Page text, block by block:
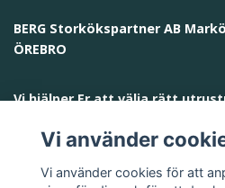
BERG Storkökspartner AB
ÖREBRO
Vi hjälper Er att välja rätt
Vi använder
Vi använder cookies för att